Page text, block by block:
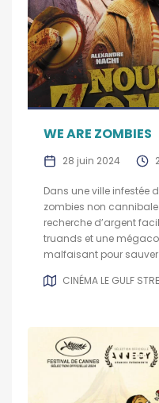
WE ARE ZOMBIES
28 juin 2024
Dans une ville infestée
zombies non
recherche d’argent
truands et une
malfaisant pour
CINÉMA LE GULF